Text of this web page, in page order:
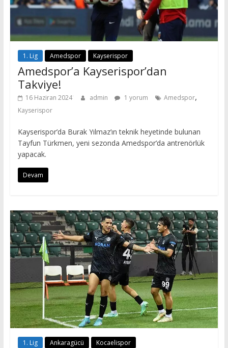
1. Lig Amedspor Kayserispor
Amedspor’a Kayserispor’dan
Takviye!
16 Haziran 2024 admin 1 yorum Amedspor,
Kayserispor
Kayserispor’da Burak Yılmaz’ın teknik heyetinde bulunan
Tayfun Türkmen, yeni sezonda Amedspor’da antrenörlük
yapacak.
Devam
1. Lig Ankaragücü Kocaelispor